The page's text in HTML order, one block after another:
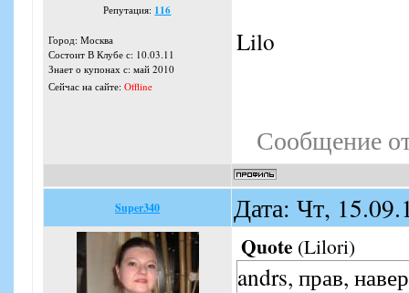
Репутация: 116
Город: Москва
Состоит В Клубе с: 10.03.11
Знает о купонах с: май 2010
Сейчас на сайте: Offline
Lilo
Сообщение
Super340 Дата: Чт,
Quote (Lilori)
andrs, прав,